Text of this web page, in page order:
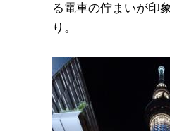
る電車の佇まいが印
り。